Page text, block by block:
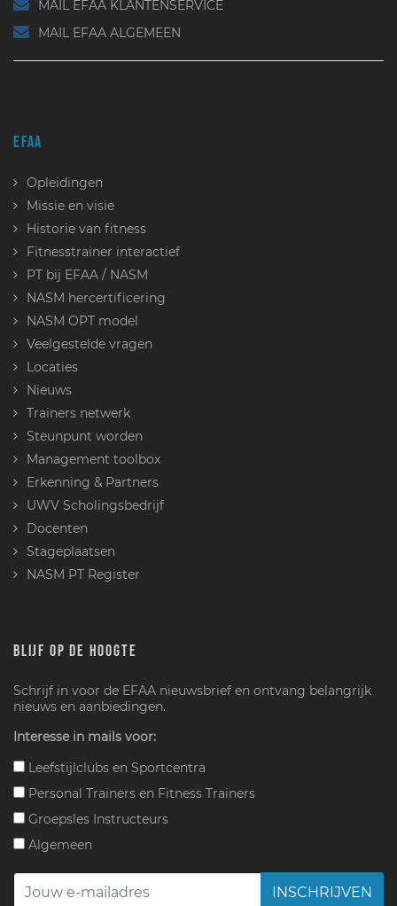
MAIL EFAA KLANTENSERVICE
MAIL EFAA ALGEMEEN
EFAA
Opleidingen
Missie en visie
Historie van fitness
Fitnesstrainer interactief
PT bij EFAA / NASM
NASM hercertificering
NASM OPT model
Veelgestelde vragen
Locaties
Nieuws
Trainers netwerk
Steunpunt worden
Management toolbox
Erkenning & Partners
UWV Scholingsbedrijf
Docenten
Stageplaatsen
NASM PT Register
BLIJF OP DE HOOGTE
Schrijf in voor de EFAA nieuwsbrief en ontvang belangrijk
nieuws en aanbiedingen.
Interesse in mails voor:
Leefstijlclubs en Sportcentra
Personal Trainers en Fitness Trainers
Groepsles Instructeurs
Algemeen
INSCHRIJVEN